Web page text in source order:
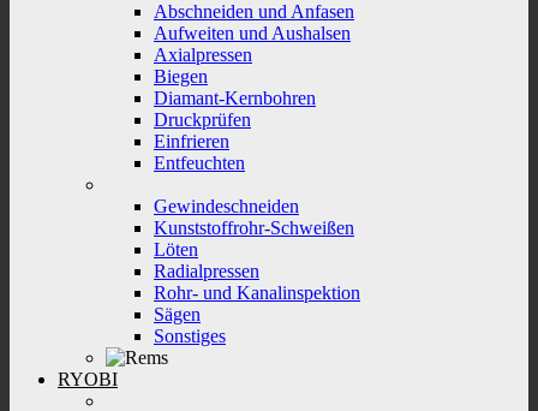
Abschneiden und Anfasen
Aufweiten und Aushalsen
Axialpressen
Biegen
Diamant-Kernbohren
Druckprüfen
Einfrieren
Entfeuchten
Gewindeschneiden
Kunststoffrohr-Schweißen
Löten
Radialpressen
Rohr- und Kanalinspektion
Sägen
Sonstiges
RYOBI